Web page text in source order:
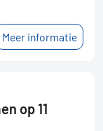
Meer informatie
op 11